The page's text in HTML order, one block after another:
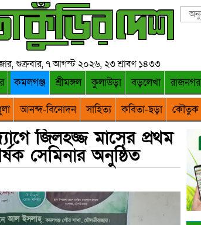
শুক্রবার, ৭ আগস্ট ২০২৬, ২৩ শ্রাবণ ১৪৩৩
কমলগঞ্জ শ্রীমঙ্গল কুলাউড়া বড়লেখা রাজনগর
আনন্দ-বিনোদন সাহিত্য কবিতা-ছড়া কৌতুক
জিলহজ্জ মাসের প্রথম
সেমিনার অনুষ্ঠিত